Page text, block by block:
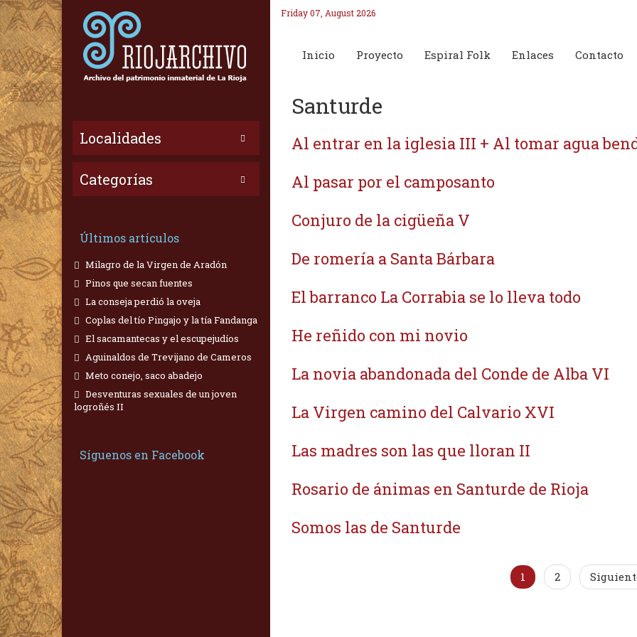
Localidades
Categorías
Últimos artículos
Milagro de la Virgen de Aradón
Pinos que secan fuentes
La conseja perdió la oveja
Coplas del tío Pingajo y la tía Fandanga
El sacamantecas y el escupejudíos
Aguinaldos de Trevijano de Cameros
Meto conejo, saco abadejo
Desventuras sexuales de un joven
logroñés II
Síguenos en Facebook
Friday 07, August 2026
Inicio Proyecto Espiral Folk Enlaces Contacto
Santurde
Al entrar en la iglesia III + Al tomar agua
Al pasar por el camposanto
Conjuro de la cigüeña V
De romería a Santa Bárbara
El barranco La Corrabia se lo lleva todo
He reñido con mi novio
La novia abandonada del Conde de Alba VI
La Virgen camino del Calvario XVI
Las madres son las que lloran II
Rosario de ánimas en Santurde de Rioja
Somos las de Santurde
1 2